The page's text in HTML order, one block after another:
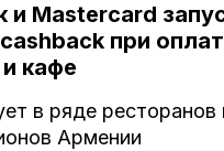
и Mastercard
при
кафе
в ряде ресторанов
Армении